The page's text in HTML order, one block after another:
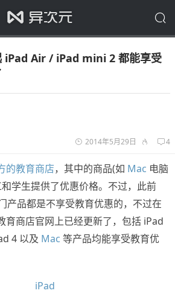
iPad Air / iPad mini 2 都能享受
2014年5月29日 4
的教育商店，其中的商品(如 Mac 电脑
学生提供了优惠价格。不过，此前
产品都是不享受教育优惠的，不过在
育商店官网上已经更新了，包括 iPad
4 以及 Mac 等产品均能享受教育优